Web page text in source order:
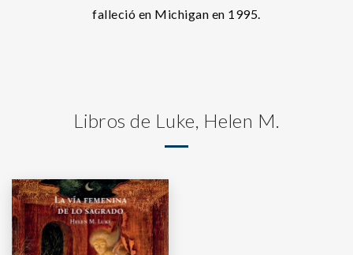
falleció en Michigan en 1995.
Libros de Luke, Helen M.